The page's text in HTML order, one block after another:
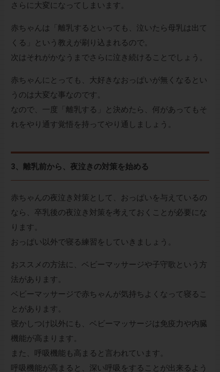
さらに大変になってしまいます。
赤ちゃんは「離乳するといっても、泣いたら母乳は出て
くる」という教えが刷り込まれるので。
次はそれがかなうまでさらに泣き続けることでしょう。
赤ちゃんにとっても、大好きなおっぱいが無くなるとい
うのは大変な事なのです。
なので、一度「離乳する」と決めたら、何があってもそ
れをやり通す覚悟を持ってやり通しましょう。
3、離乳前から、夜泣きの対策を始める
赤ちゃんの夜泣き対策として、おっぱいを与えているの
なら、卒乳後の夜泣き対策を考えておくことが必要にな
ります。
おっぱい以外で寝る練習をしていきましょう。
おススメの方法に、ベビーマッサージや子守歌という方
法があります。
ベビーマッサージで赤ちゃんが気持ちよくなって寝るこ
とがあります。
寝かしつけ以外にも、ベビーマッサージは免疫力や内臓
機能が高まります。
また、呼吸機能も高まると言われています。
呼吸機能が高まると、深い呼吸をすることが出来るよう